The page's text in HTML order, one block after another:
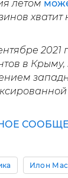
летом
хватит
2021
в
Илон